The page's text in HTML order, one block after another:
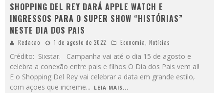
SHOPPING DEL REY DARÁ APPLE WATCH E
INGRESSOS PARA O SUPER SHOW “HISTÓRIAS”
NESTE DIA DOS PAIS
Redacao 1 de agosto de 2022 Economia Notícias
Crédito: Sixstar. Campanha vai até o dia 15 de agosto e
celebra a conexão entre pais e filhos O Dia dos Pais vem aí!
E o Shopping Del Rey vai celebrar a data em grande estilo,
com ações que increme... LEIA MAIS...